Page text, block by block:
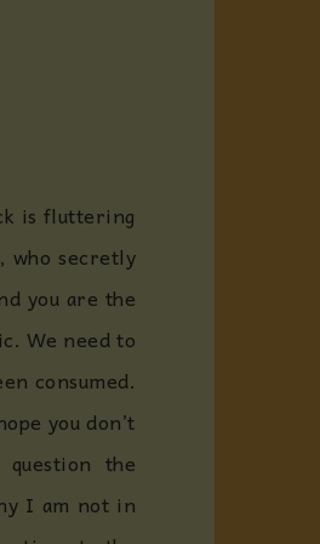
is fluttering
who secretly
you are the
We need to
consumed.
you don’t
the
I am not in